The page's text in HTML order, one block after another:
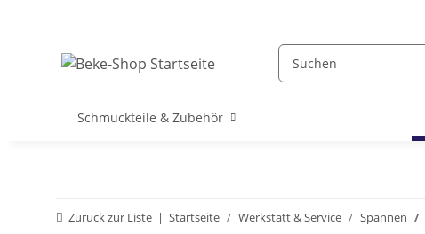
Schmuckteile & Zubehör
Zurück zur Liste Startseite Werkstatt & Service Spannen